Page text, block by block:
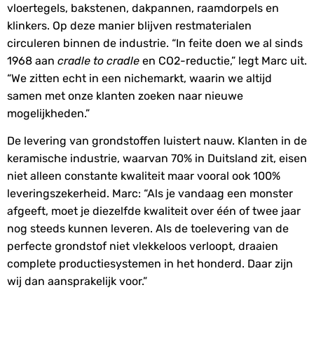
vloertegels, bakstenen, dakpannen, raamdorpels en
klinkers. Op deze manier blijven restmaterialen
circuleren binnen de industrie. “In feite doen we al sinds
1968 aan cradle to cradle en CO2-reductie,” legt Marc uit.
“We zitten echt in een nichemarkt, waarin we altijd
samen met onze klanten zoeken naar nieuwe
mogelijkheden.”
De levering van grondstoffen luistert nauw. Klanten in de
keramische industrie, waarvan 70% in Duitsland zit, eisen
niet alleen constante kwaliteit maar vooral ook 100%
leveringszekerheid. Marc: “Als je vandaag een monster
afgeeft, moet je diezelfde kwaliteit over één of twee jaar
nog steeds kunnen leveren. Als de toelevering van de
perfecte grondstof niet vlekkeloos verloopt, draaien
complete productiesystemen in het honderd. Daar zijn
wij dan aansprakelijk voor.”